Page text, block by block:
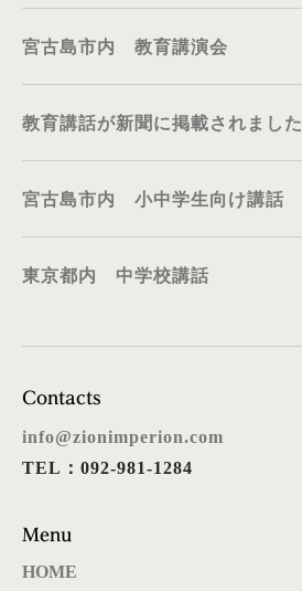
宮古島市内 教育講演会
教育講話が新聞に掲載されました
宮古島市内 小中学生向け講話
東京都内 中学校講話
Contacts
info@zionimperion.com
TEL：092-981-1284
Menu
HOME